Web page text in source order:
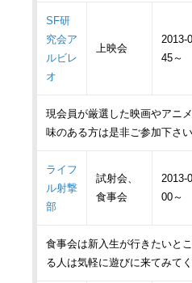
SF研
究会ア
ルビレ
オ
上映会
2013-
45～
現会員が厳選した映画やアニ
味のある方は是非ご参加下さい
ライフ
ル射撃
部
試射会、
食事会
2013-
00～
食事会は新入生が行きたいと
る人は気軽に遊びに来てみて